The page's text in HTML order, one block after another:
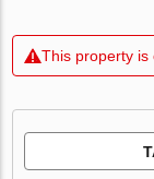
This property is